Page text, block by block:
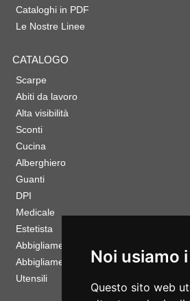
Noi usiamo
Questo sito web
Cataloghi in PDF
Le Nostre Linee
CATALOGO
Scarpe
Abiti da lavoro
Alta visibilità
Sconti
Cucina
Alberghiero
Guanti
DPI
Medicale
Estetista
Abbigliamento Sportivo
Abbigliamento Bambino
Utensili